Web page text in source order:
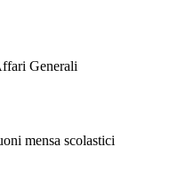
Generali
mensa scolastici